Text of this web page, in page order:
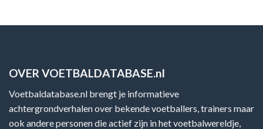
OVER VOETBALDATABASE.nl
Voetbaldatabase.nl brengt je informatieve
achtergrondverhalen over bekende voetballers, trainers maar
ook andere personen die actief zijn in het voetbalwereldje,